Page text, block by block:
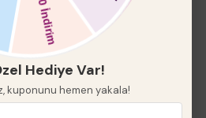
Hediye Var!
kuponunu hemen yakala!